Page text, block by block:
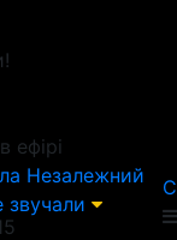
ефірі
Незалежний
звучали